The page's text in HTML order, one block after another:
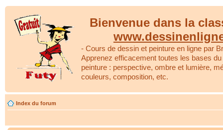
Bienvenue dans la
- Cours de dessin et peinture en ligne par
Apprenez efficacement toutes les bases
peinture : perspective, ombre et lumière,
couleurs, composition, etc.
Index du forum